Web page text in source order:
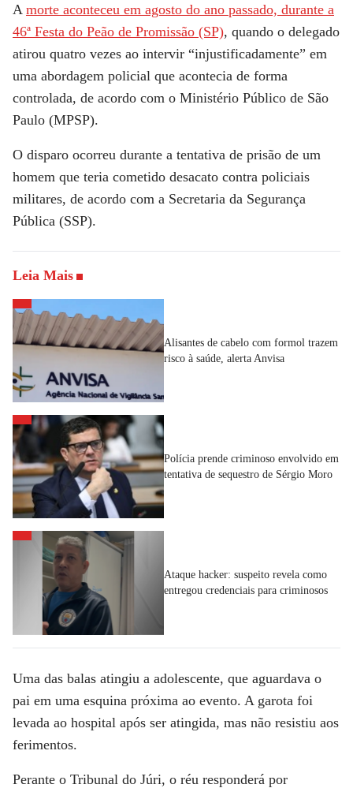
A morte aconteceu em agosto do ano passado, durante a
46ª Festa do Peão de Promissão (SP), quando o delegado
atirou quatro vezes ao intervir “injustificadamente” em
uma abordagem policial que acontecia de forma
controlada, de acordo com o Ministério Público de São
Paulo (MPSP).
O disparo ocorreu durante a tentativa de prisão de um
homem que teria cometido desacato contra policiais
militares, de acordo com a Secretaria da Segurança
Pública (SSP).
Leia Mais
Alisantes de cabelo com formol trazem
risco à saúde, alerta Anvisa
Polícia prende criminoso envolvido em
tentativa de sequestro de Sérgio Moro
Ataque hacker: suspeito revela como
entregou credenciais para criminosos
Uma das balas atingiu a adolescente, que aguardava o
pai em uma esquina próxima ao evento. A garota foi
levada ao hospital após ser atingida, mas não resistiu aos
ferimentos.
Perante o Tribunal do Júri, o réu responderá por